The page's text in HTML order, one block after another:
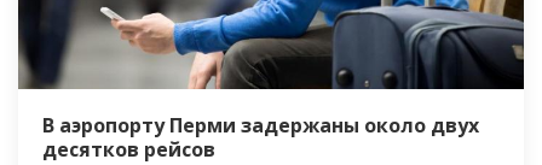
В аэропорту Перми задержаны около двух
десятков рейсов